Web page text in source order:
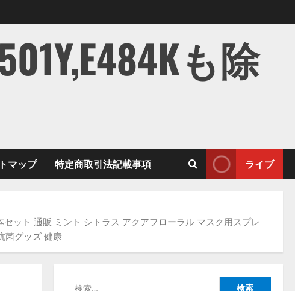
も除
マップ 特定商取引法記載事項 ライブ
ット 通販 ミント シトラス アクアフローラル マスク用スプレ
菌グッズ 健康